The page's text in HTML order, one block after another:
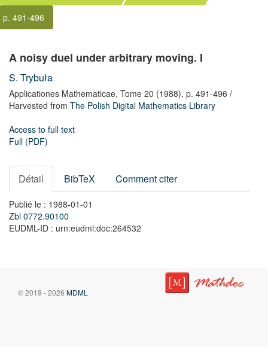
p. 491-496
A noisy duel under arbitrary moving. I
S. Trybuła
Applicationes Mathematicae, Tome 20 (1988), p. 491-496 /
Harvested from The Polish Digital Mathematics Library
Access to full text
Full (PDF)
Détail BibTeX Comment citer
Publié le : 1988-01-01
Zbl 0772.90100
EUDML-ID : urn:eudml:doc:264532
© 2019 - 2026 MDML